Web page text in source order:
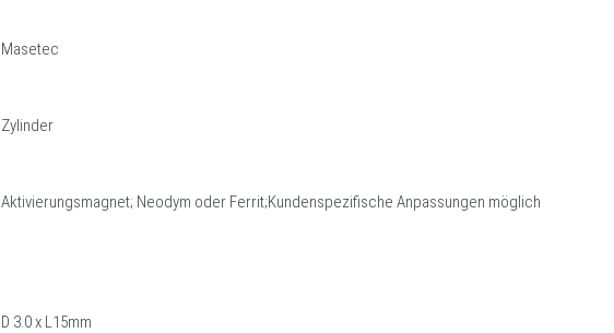
Masetec
Zylinder
Aktivierungsmagnet; Neodym oder Ferrit;Kundenspezifische Anpassungen möglich
D 3.0 x L15mm